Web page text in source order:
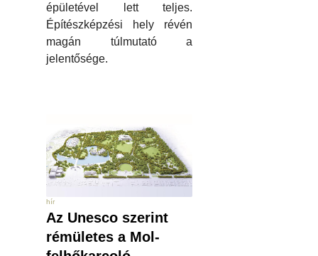
épületével lett teljes.
Építészképzési hely révén
magán túlmutató a
jelentősége.
hír
Az Unesco szerint
rémületes a Mol-